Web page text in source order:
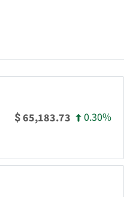
$65,183.73 0.30%